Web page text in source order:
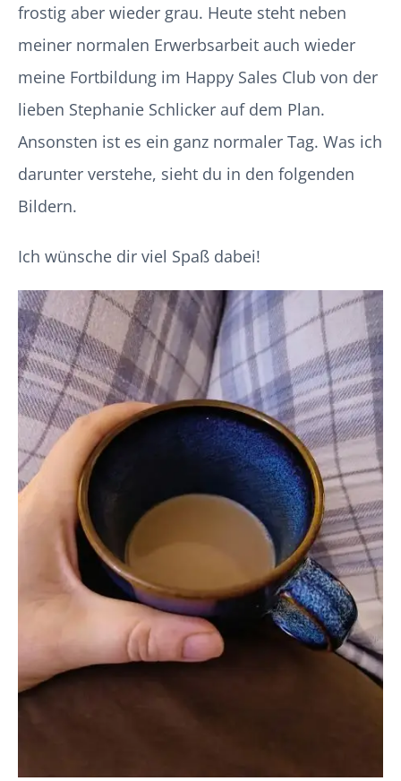
frostig aber wieder grau. Heute steht neben
meiner normalen Erwerbsarbeit auch wieder
meine Fortbildung im Happy Sales Club von der
lieben Stephanie Schlicker auf dem Plan.
Ansonsten ist es ein ganz normaler Tag. Was ich
darunter verstehe, sieht du in den folgenden
Bildern.
Ich wünsche dir viel Spaß dabei!